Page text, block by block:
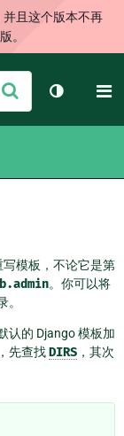
且这个版本不再
。
交
切换主题
模板，不论它是第
。你可以将
认的 Django 模板加
先查找DIRS ，其次